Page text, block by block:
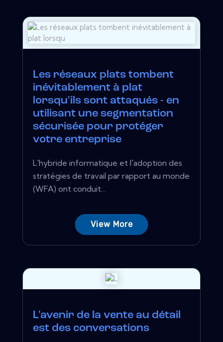
Les réseaux plats tombent
inévitablement à plat
lorsqu'ils sont attaqués - en
utilisant une segmentation
sécurisée pour protéger
votre entreprise
L'hybride informatique et l'adoption des
stratégies de travail par rapport au monde
(WFA) ont conduit...
View More
L'avenir de la vente au détail
est des conversations